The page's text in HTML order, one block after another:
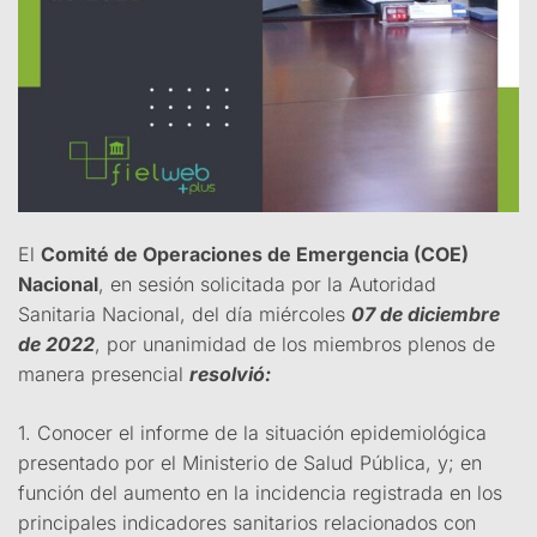
El Comité de Operaciones de Emergencia (COE)
Nacional, en sesión solicitada por la Autoridad
Sanitaria Nacional, del día miércoles 07 de diciembre
de 2022, por unanimidad de los miembros plenos de
manera presencial resolvió:
1. Conocer el informe de la situación epidemiológica
presentado por el Ministerio de Salud Pública, y; en
función del aumento en la incidencia registrada en los
principales indicadores sanitarios relacionados con